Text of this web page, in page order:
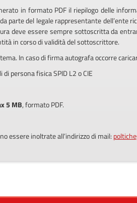
in formato PDF il riepilogo delle
parte del legale rappresentante dell’ente
deve essere sempre sottoscritta da
in corso di validità del sottoscrittore.
In caso di firma autografa occorre
persona fisica SPID L2 o CIE
5 MB, formato PDF.
essere inoltrate all’indirizzo di mail: